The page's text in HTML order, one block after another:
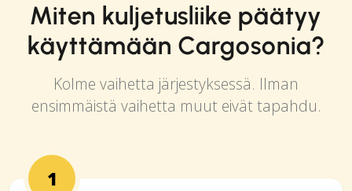
Miten kuljetusliike päätyy
käyttämään Cargosonia?
Kolme vaihetta järjestyksessä. Ilman
ensimmäistä vaihetta muut eivät tapahdu.
1